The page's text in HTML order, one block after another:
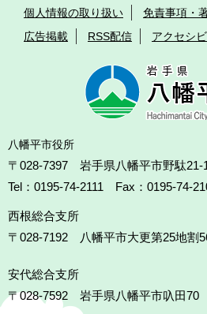
個人情報の取り扱い
免責事項・
広告掲載
RSS配信 アクセシ
八幡平市役所
〒028-7397 岩手県八幡平市野駄21-
Tel：0195-74-2111 Fax：0195-74-
西根総合支所
〒028-7192
八幡平市大更第25地割
安代総合支所
〒028-7592
岩手県八幡平市叺田70